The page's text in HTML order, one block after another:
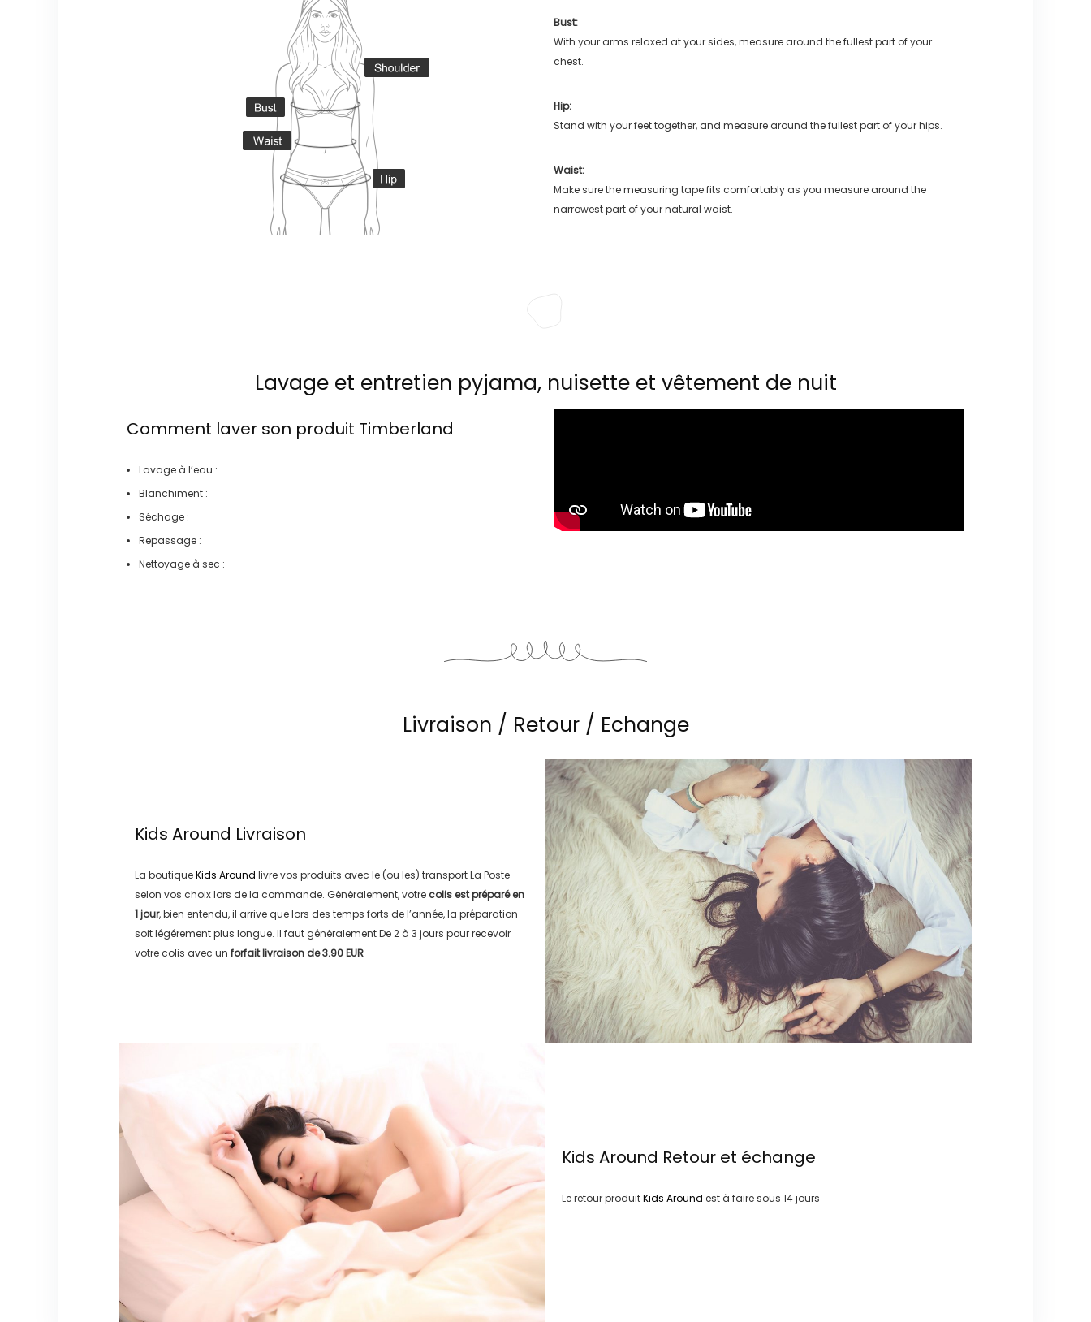
Bust:
With your arms relaxed at your sides, measure around the fullest part of your
chest.
Hip:
Stand with your feet together, and measure around the fullest part of your hips.
Waist:
Make sure the measuring tape fits comfortably as you measure around the
narrowest part of your natural waist.
Lavage et entretien pyjama, nuisette et vêtement de nuit
Comment laver son produit Timberland
Lavage à l’eau :
Blanchiment :
Séchage :
Repassage :
Nettoyage à sec :
Livraison / Retour / Echange
Kids Around Livraison
La boutiqueKids Around livre vos produits avec le (ou les) transportLa Poste
selon vos choix lors de la commande. Généralement, votre colis est préparé en
1 jour, bien entendu, il arrive que lors des temps forts de l’année, la préparation
soit légérement plus longue. Il faut généralementDe 2 à 3 jours pour recevoir
votre colis avec un forfait livraison de3.90 EUR
Kids Around Retour et échange
Le retour produitKids Around est à faire sous 14 jours